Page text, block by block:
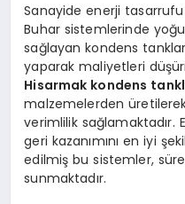
Sanayide enerji
Buhar sistemlerinde
sağlayan kondens
yaparak maliyetleri
Hisarmak kondens
malzemelerden
verimlilik sağlamaktadır.
geri kazanımını en iyi
edilmiş bu sistemler,
sunmaktadır.